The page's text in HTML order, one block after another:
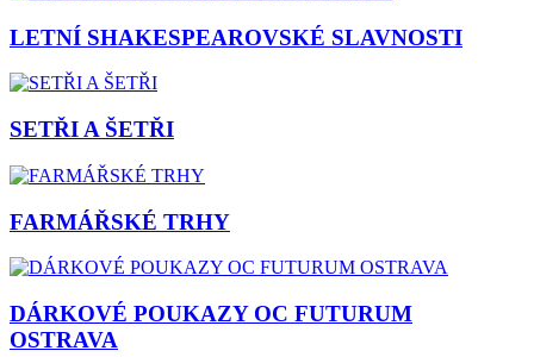
LETNÍ SHAKESPEAROVSKÉ SLAVNOSTI
SETŘI A ŠETŘI
FARMÁŘSKÉ TRHY
DÁRKOVÉ POUKAZY OC FUTURUM
OSTRAVA